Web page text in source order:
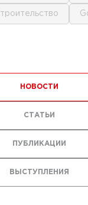
ВЫСТУПЛЕНИЯ
ПУБЛИКАЦИИ
НОВОСТИ
СТАТЬИ
строительство